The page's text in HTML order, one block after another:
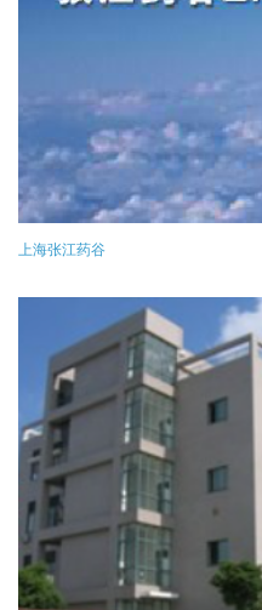
上海张江药谷